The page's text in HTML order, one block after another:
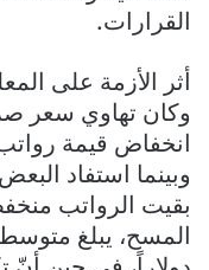
القرارات.
أثر الأزمة على
وكان تهاوي سعر
وبينما استفاد
بقيت الرواتب